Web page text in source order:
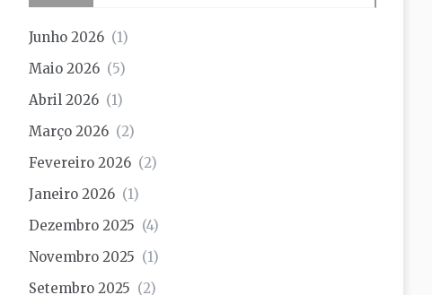
Junho 2026 (1)
Maio 2026 (5)
Abril 2026 (1)
Março 2026 (2)
Fevereiro 2026 (2)
Janeiro 2026 (1)
Dezembro 2025 (4)
Novembro 2025 (1)
Setembro 2025 (2)